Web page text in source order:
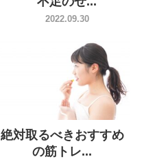
2022.09.30
絶対取るべきおすすめ
の筋トレ...